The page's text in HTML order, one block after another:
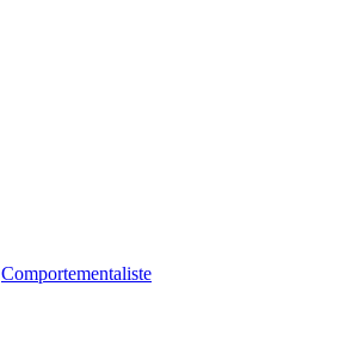
Comportementaliste